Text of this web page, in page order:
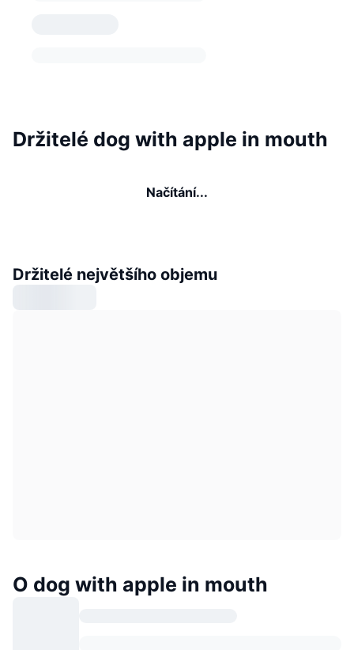
Držitelé dog with apple in mouth
Načítání...
Držitelé největšího objemu
O dog with apple in mouth